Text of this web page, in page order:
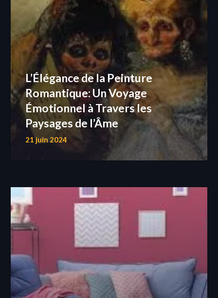
L’Élégance de la Peinture
Romantique: Un Voyage
Émotionnel à Travers les
Paysages de l’Âme
21 juin 2024